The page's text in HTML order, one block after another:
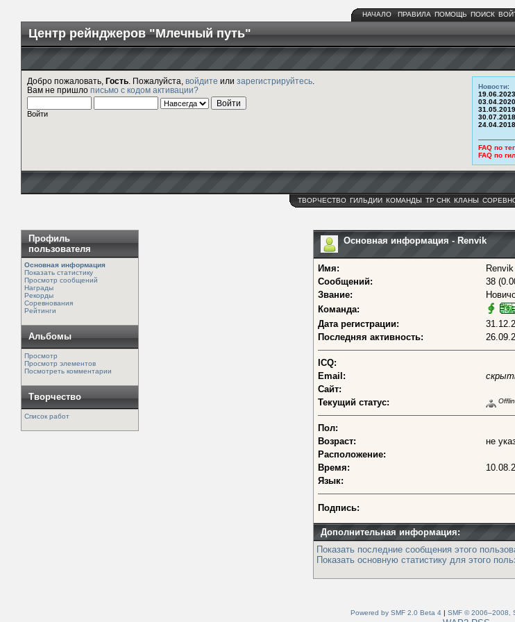
НАЧАЛО ПРАВИЛА ПОМОЩЬ ПОИСК
Центр рейнджеров "Млечный путь"
Добро пожаловать, Гость . Пожалуйста, войдите или зарегистрируйтесь
Вам не пришло письмо с кодом активации?
Войти
Новости:
FAQ по
FAQ по
ТВОРЧЕСТВО ГИЛЬДИИ КОМАНДЫ ТР СНК КЛАНЫ
Профиль
пользователя
Основная информация
Показать статистику
Просмотр сообщений
Награды
Рекорды
Соревнования
Рейтинги
Альбомы
Просмотр
Просмотр элементов
Посмотреть комментарии
Творчество
Список работ
Основная информация - Renvik
Имя:
Renvik
Сообщений:
38
Звание:
Команда:
Дата регистрации:
Последняя активность:
ICQ:
Email:
Сайт:
Текущий статус:
Пол:
Возраст:
не
Расположение:
Время:
Язык:
Подпись:
Дополнительная информация:
Показать последние сообщения этого
Показать основную статистику для этого
Powered by SMF 2.0 Beta 4 | SMF © 2006–2008,